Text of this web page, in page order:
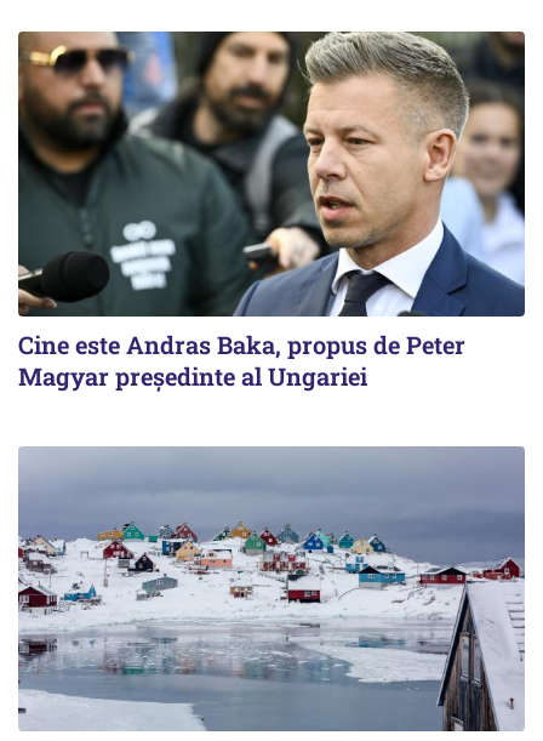
Cine este Andras Baka, propus de Peter
Magyar președinte al Ungariei